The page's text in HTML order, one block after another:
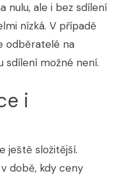
nulu, ale i bez sdílení
nízká. V případě
odběratelé na
sdílení možné není.
i
ještě složitější.
době, kdy ceny